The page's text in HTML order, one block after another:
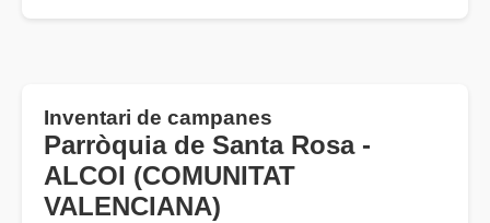
Inventari de campanes
Parròquia de Santa Rosa -
ALCOI (COMUNITAT
VALENCIANA)